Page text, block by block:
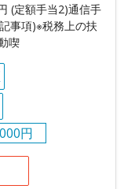
(定額手当2)通信手
事項)※税務上の扶
喫
円